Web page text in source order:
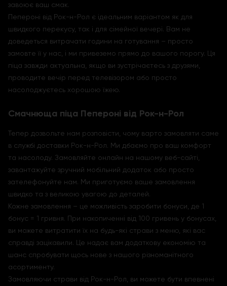
завоює ваш смак.
Пепероні від Рок-н-Рол є ідеальним варіантом як для
швидкого перекусу, так і для сімейної вечері. Вам не
доведеться витрачати години на готування – просто
замовте її у нас, і ми привеземо прямо до вашого порогу. Ця
піца завжди актуальна, якщо ви зустрічаєтесь з друзями,
проводите вечір перед телевізором або просто
насолоджуєтесь хорошою їжею.
Смачнюща піца Пепероні від Рок-н-Рол
Тепер дозвольте нам розповісти, чому варто замовляти саме
в службі доставки Рок-н-Рол. Ми дбаємо про ваш комфорт
та насолоду. Замовляйте онлайн на нашому веб-сайті,
завантажуйте зручний мобільний додаток або просто
зателефонуйте нам. Ми приготуємо ваше замовлення
швидко та з великою увагою до деталей.
Кожне замовлення – це можливість заробити бонуси, де 1
бонус = 1 гривня. При накопиченні від 100 гривень у бонусах,
ви можете витратити їх на будь-які страви з меню, які вас
справді зацікавили. Це надає вам додаткову економію та
шанс спробувати щось нове з нашого різноманітного
асортименту.
Замовляючи страви від Рок-н-Рол, ви можете бути впевнені